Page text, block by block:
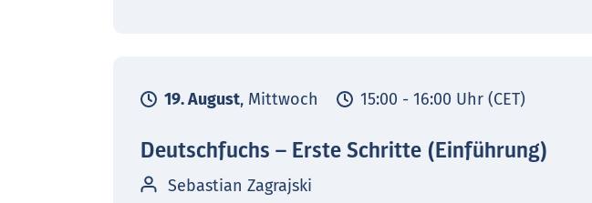
19. August, Mittwoch 15:00 - 16:00 Uhr (CET)
Deutschfuchs – Erste Schritte (Einführung)
Sebastian Zagrajski